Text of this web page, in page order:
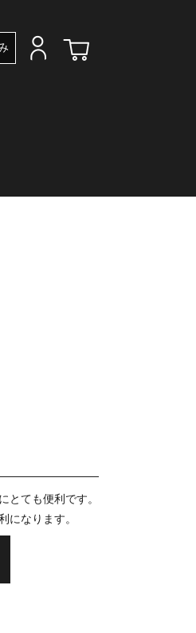
とても便利です。
になります。